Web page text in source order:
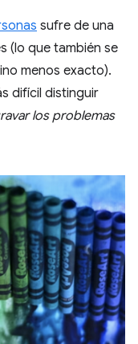
sufre de una
(lo que también se
menos exacto).
difícil distinguir
los problemas